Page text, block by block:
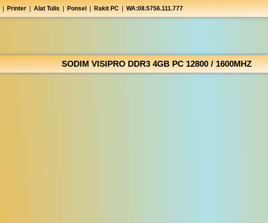
Printer Alat Tulis Ponsel Rakit PC WA:08.5756.111.777
SODIM VISIPRO DDR3 4GB PC 12800 / 1600MHZ